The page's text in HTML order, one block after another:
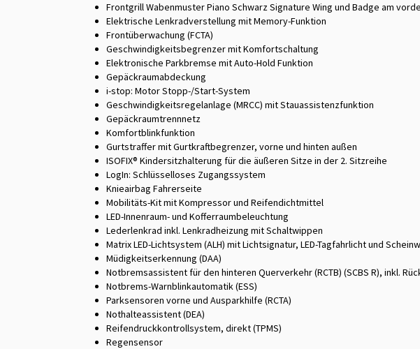
Frontgrill Wabenmuster Piano Schwarz Signature Wing und Badge am
Elektrische Lenkradverstellung mit Memory-Funktion
Frontüberwachung (FCTA)
Geschwindigkeitsbegrenzer mit Komfortschaltung
Elektronische Parkbremse mit Auto-Hold Funktion
Gepäckraumabdeckung
i-stop: Motor Stopp-/Start-System
Geschwindigkeitsregelanlage (MRCC) mit Stauassistenzfunktion
Gepäckraumtrennnetz
Komfortblinkfunktion
Gurtstraffer mit Gurtkraftbegrenzer, vorne und hinten außen
ISOFIX® Kindersitzhalterung für die äußeren Sitze in der 2. Sitzreihe
LogIn: Schlüsselloses Zugangssystem
Knieairbag Fahrerseite
Mobilitäts-Kit mit Kompressor und Reifendichtmittel
LED-Innenraum- und Kofferraumbeleuchtung
Lederlenkrad inkl. Lenkradheizung mit Schaltwippen
Matrix LED-Lichtsystem (ALH) mit Lichtsignatur, LED-Tagfahrlicht und
Müdigkeitserkennung (DAA)
Notbremsassistent für den hinteren Querverkehr (RCTB) (SCBS R), inkl.
Notbrems-Warnblinkautomatik (ESS)
Parksensoren vorne und Ausparkhilfe (RCTA)
Nothalteassistent (DEA)
Reifendruckkontrollsystem, direkt (TPMS)
Regensensor